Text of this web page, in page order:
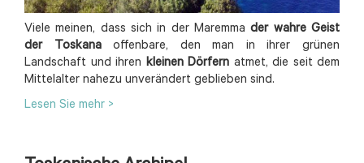
Viele meinen, dass sich in der Maremmader wahre Geist
der Toskanaoffenbare, den man in ihrer grünen
Landschaft und ihren kleinen Dörfern atmet, die seit dem
Mittelalter nahezu unverändert geblieben sind.
Lesen Sie mehr >